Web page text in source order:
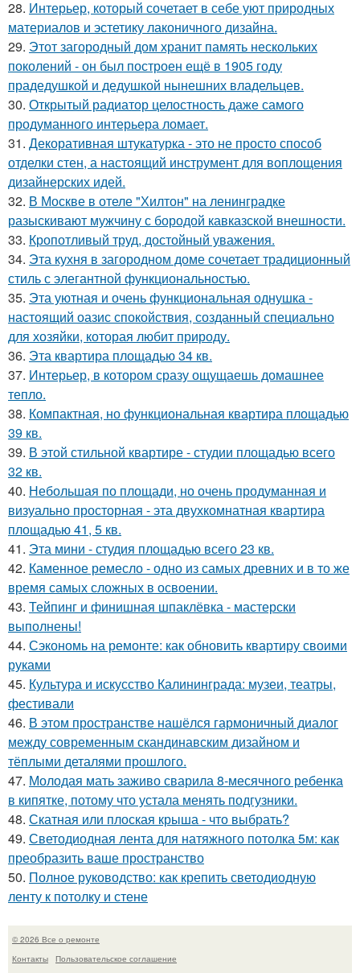
28. Интерьер, который сочетает в себе уют природных
материалов и эстетику лаконичного дизайна.
29. Этот загородный дом хранит память нескольких
поколений - он был построен ещё в 1905 году
прадедушкой и дедушкой нынешних владельцев.
30. Открытый радиатор целостность даже самого
продуманного интерьера ломает.
31. Декоративная штукатурка - это не просто способ
отделки стен, а настоящий инструмент для воплощения
дизайнерских идей.
32. В Москве в отеле "Хилтон" на ленинградке
разыскивают мужчину с бородой кавказской внешности.
33. Кропотливый труд, достойный уважения.
34. Эта кухня в загородном доме сочетает традиционный
стиль с элегантной функциональностью.
35. Эта уютная и очень функциональная однушка -
настоящий оазис спокойствия, созданный специально
для хозяйки, которая любит природу.
36. Эта квартира площадью 34 кв.
37. Интерьер, в котором сразу ощущаешь домашнее
тепло.
38. Компактная, но функциональная квартира площадью
39 кв.
39. В этой стильной квартире - студии площадью всего
32 кв.
40. Небольшая по площади, но очень продуманная и
визуально просторная - эта двухкомнатная квартира
площадью 41, 5 кв.
41. Эта мини - студия площадью всего 23 кв.
42. Каменное ремесло - одно из самых древних и в то же
время самых сложных в освоении.
43. Тейпинг и финишная шпаклёвка - мастерски
выполнены!
44. Сэкономь на ремонте: как обновить квартиру своими
руками
45. Культура и искусство Калининграда: музеи, театры,
фестивали
46. В этом пространстве нашёлся гармоничный диалог
между современным скандинавским дизайном и
тёплыми деталями прошлого.
47. Молодая мать заживо сварила 8-месячного ребенка
в кипятке, потому что устала менять подгузники.
48. Скатная или плоская крыша - что выбрать?
49. Светодиодная лента для натяжного потолка 5м: как
преобразить ваше пространство
50. Полное руководство: как крепить светодиодную
ленту к потолку и стене
© 2026 Все о ремонте
Контакты
Пользовательское соглашение